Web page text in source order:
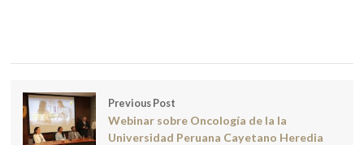
Previous Post
Webinar sobre Oncología de la la
Universidad Peruana Cayetano Heredia